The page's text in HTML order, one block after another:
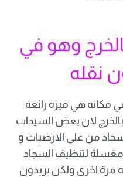
وهو في
نقله
مكانه هي ميزة رائعة
لان بعض السيدات
من على الارضيات و
مغسلة لتنظيف السجاد
مرة اخرى ولكن يريدون